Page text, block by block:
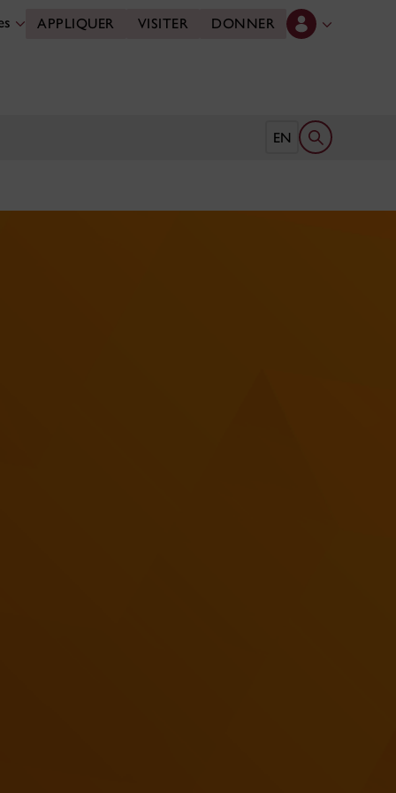
APPLIQUER VISITER DONNER
EN Ouvrir le